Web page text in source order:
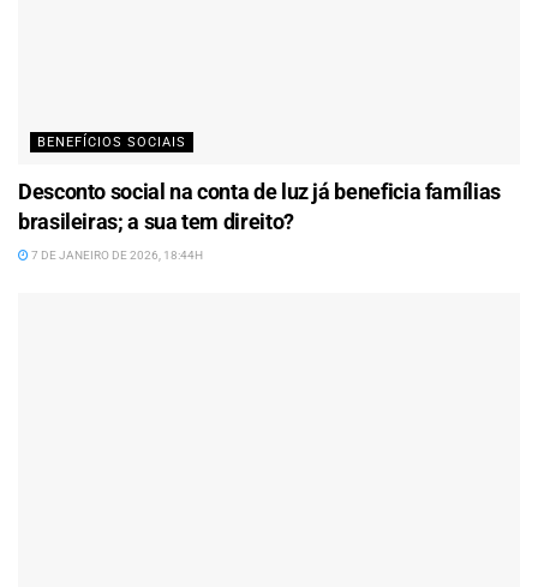
BENEFÍCIOS SOCIAIS
Desconto social na conta de luz já beneficia famílias
brasileiras; a sua tem direito?
7 DE JANEIRO DE 2026, 18:44H